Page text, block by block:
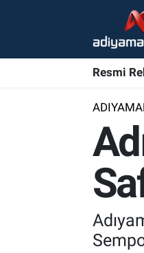
Resmi
Bölge Haberleri
Nöbetçi Eczaneler
Adiyaman Namaz
Trafik Durumu
Süper Lig Puan
Tüm Manşetler